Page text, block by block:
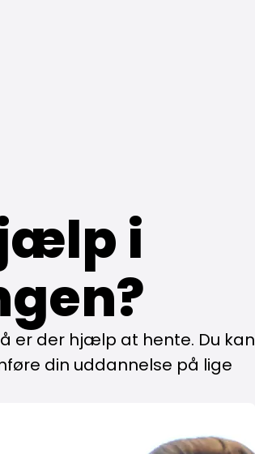
i
er der hjælp at hente. Du kan
din uddannelse på lige